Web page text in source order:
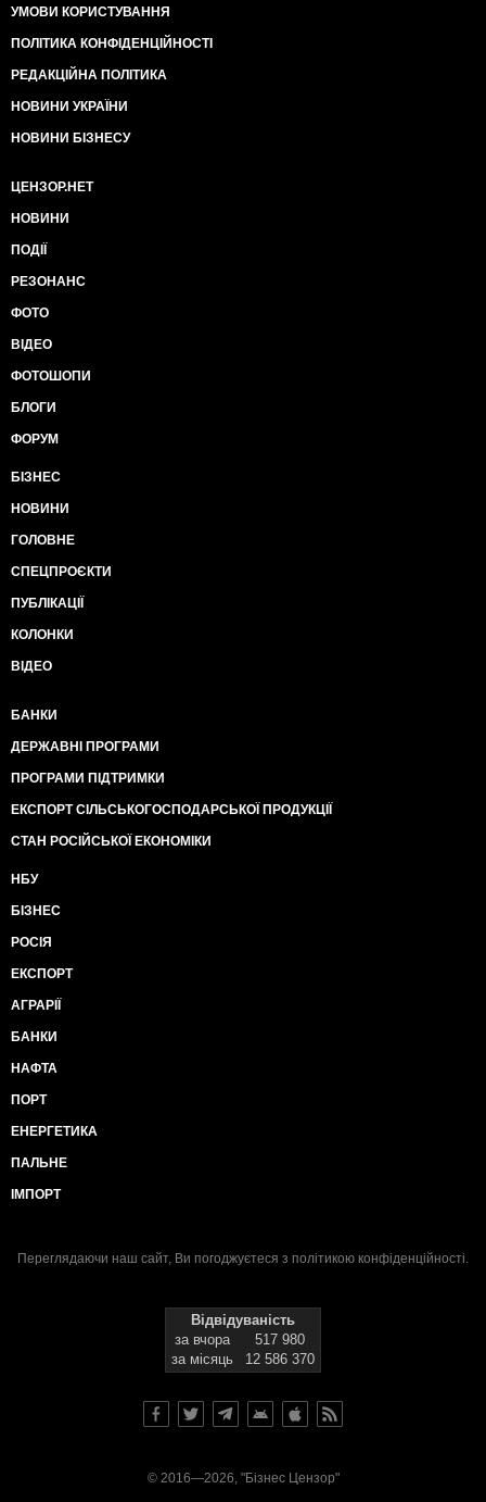
УМОВИ КОРИСТУВАННЯ
ПОЛІТИКА КОНФІДЕНЦІЙНОСТІ
РЕДАКЦІЙНА ПОЛІТИКА
НОВИНИ УКРАЇНИ
НОВИНИ БІЗНЕСУ
ЦЕНЗОР.НЕТ
НОВИНИ
ПОДІЇ
РЕЗОНАНС
ФОТО
ВІДЕО
ФОТОШОПИ
БЛОГИ
ФОРУМ
БІЗНЕС
НОВИНИ
ГОЛОВНЕ
СПЕЦПРОЄКТИ
ПУБЛІКАЦІЇ
КОЛОНКИ
ВІДЕО
БАНКИ
ДЕРЖАВНІ ПРОГРАМИ
ПРОГРАМИ ПІДТРИМКИ
ЕКСПОРТ СІЛЬСЬКОГОСПОДАРСЬКОЇ ПРОДУКЦІЇ
СТАН РОСІЙСЬКОЇ ЕКОНОМІКИ
НБУ
БІЗНЕС
РОСІЯ
ЕКСПОРТ
АГРАРІЇ
БАНКИ
НАФТА
ПОРТ
ЕНЕРГЕТИКА
ПАЛЬНЕ
ІМПОРТ
Переглядаючи наш сайт, Ви погоджуєтеся з політикою конфіденційності.
Відвідуваність
за вчора
517 980
за місяць
12 586 370
© 2016—2026, "Бізнес Цензор"